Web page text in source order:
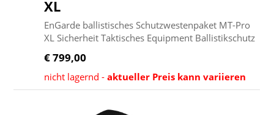
XL
EnGarde ballistisches Schutzwestenpaket MT-Pro
XL Sicherheit Taktisches Equipment Ballistikschutz
€ 799,00
nicht lagernd -aktueller Preis kann variieren